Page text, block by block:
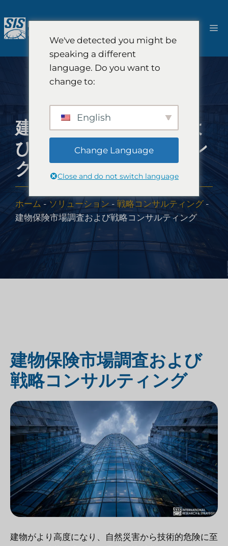
ン
テ
メ
ー
建物保険市場調査およ
び戦略コンサルティン
グ
ホーム - ソリューション- 戦略コンサルティング -
建物保険市場調査および戦略コンサルティング
建物保険市場調査および
戦略コンサルティング
建物がより高度になり、自然災害から技術的危険に至
We've detected you might be
speaking a different
language. Do you want to
change to:
English
Change Language
Close and do not switch language